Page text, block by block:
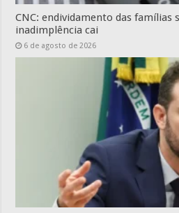
CNC: endividamento das famílias
inadimplência cai
6 de agosto de 2026